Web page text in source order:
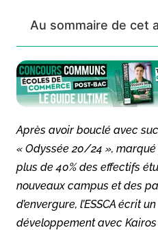
Au sommaire de cet
Après avoir bouclé avec
« Odyssée 20/24 »,
plus de 40% des effectifs
nouveaux campus et des
d’envergure, l’ESSCA écrit
développement avec